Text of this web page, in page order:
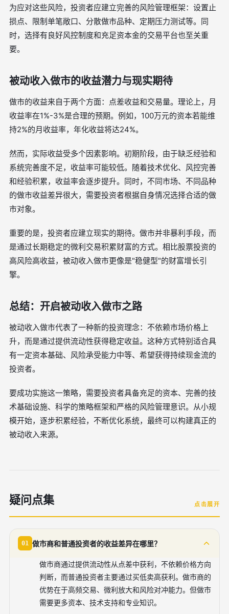
为应对这些风险，投资者应建立完善的风险管理框架：设置止
损点、限制单笔敞口、分散做市品种、定期压力测试等。同
时，选择有良好风控制度和充足资本金的交易平台也至关重
要。
被动收入做市的收益潜力与现实期待
做市的收益来自于两个方面：点差收益和交易量。理论上，月
收益率在1%-3%是合理的预期。例如，100万元的资本若能维
持2%的月收益率，年化收益将达24%。
然而，实际收益受多个因素影响。初期阶段，由于缺乏经验和
系统完善度不足，收益率可能较低。随着技术优化、风控完善
和经验积累，收益率会逐步提升。同时，不同市场、不同品种
的做市收益差异很大，需要投资者根据自身情况选择合适的做
市对象。
重要的是，投资者应建立现实的期待。做市并非暴利手段，而
是通过长期稳定的微利交易积累财富的方式。相比股票投资的
高风险高收益，被动收入做市更像是"稳健型"的财富增长引
擎。
总结：开启被动收入做市之路
被动收入做市代表了一种新的投资理念：不依赖市场价格上
升，而是通过提供流动性获得稳定收益。这种方式特别适合具
有一定资本基础、风险承受能力中等、希望获得持续现金流的
投资者。
要成功实施这一策略，需要投资者具备充足的资本、完善的技
术基础设施、科学的策略框架和严格的风险管理意识。从小规
模开始，逐步积累经验，不断优化系统，最终可以构建真正的
被动收入来源。
疑问点集 点击展开
01 做市商和普通投资者的收益差异在哪里？
做市商通过提供流动性从点差中获利，不依赖价格方向
判断，而普通投资者主要通过买低卖高获利。做市商的
优势在于高频交易、微利放大和风险对冲能力。但做市
需要更多资本、技术支持和专业知识。